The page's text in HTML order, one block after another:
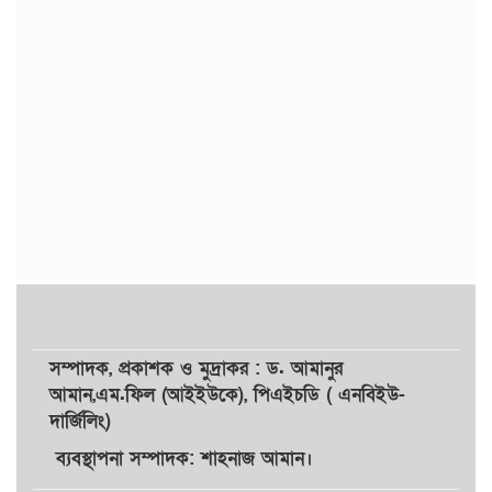
সম্পাদক, প্রকাশকওমুদ্রাকর: ড. আমানুর
আমান,এম.ফিল (আইইউকে), পিএইচডি ( এনবিইউ-
দার্জিলিং)
ব্যবস্থাপনা সম্পাদক: শাহনাজ আমান।